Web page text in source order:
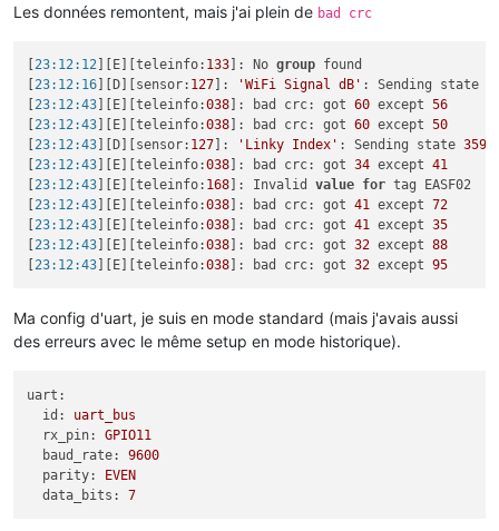
Les données remontent, mais j'ai plein de bad crc
[23:12:12 ][E][teleinfo: 133 ]: No group found
[23:12:16 ][D][sensor: 127 ]: 'WiFi Signal dB' : Sending state
[23:12:43 ][E][teleinfo:038 ]: bad crc: got 60 except 56
[23:12:43 ][E][teleinfo:038 ]: bad crc: got 60 except 50
[23:12:43 ][D][sensor: 127 ]: 'Linky Index' : Sending state
[23:12:43 ][E][teleinfo:038 ]: bad crc: got 34 except 41
[23:12:43 ][E][teleinfo: 168 ]: Invalid value for tag EASF02
[23:12:43 ][E][teleinfo:038 ]: bad crc: got 41 except 72
[23:12:43 ][E][teleinfo:038 ]: bad crc: got 41 except 35
[23:12:43 ][E][teleinfo:038 ]: bad crc: got 32 except 88
[23:12:43 ][E][teleinfo:038 ]: bad crc: got 32 except 95
Ma config d'uart, je suis en mode standard (mais j'avais aussi
des erreurs avec le même setup en mode historique).
uart:
id:
uart_bus
rx_pin:
GPIO11
baud_rate:
9600
parity:
EVEN
data_bits:
7